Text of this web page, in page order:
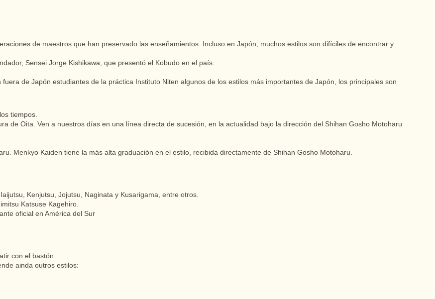
de maestros que han preservado las enseñamientos. Incluso en Japón, muchos estilos son difíciles de encontrar y
Sensei Jorge Kishikawa, que presentó el Kobudo en el país.
de Japón estudiantes de la práctica Instituto Niten algunos de los estilos más importantes de Japón, los principales son
tiempos.
de Oita. Ven a nuestros días en una línea directa de sucesión, en la actualidad bajo la dirección del Shihan Gosho Motoharu
Menkyo Kaiden tiene la más alta graduación en el estilo, recibida directamente de Shihan Gosho Motoharu.
Kenjutsu, Jojutsu, Naginata y Kusarigama, entre otros.
Katsuse Kagehiro.
oficial en América del Sur
con el bastón.
ainda outros estilos: